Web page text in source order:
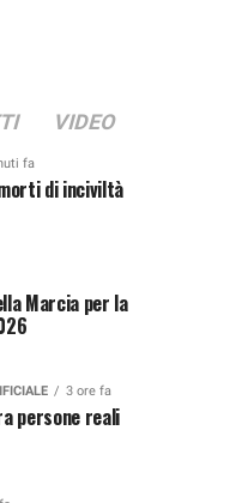
VIDEO
fa
di inciviltà
Marcia per la
3 ore fa
persone reali